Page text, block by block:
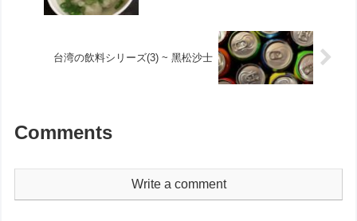
台湾の飲料シリーズ(3) ~ 黑松沙士
Comments
Write a comment